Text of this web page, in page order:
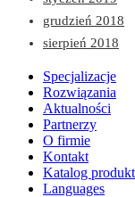
grudzień 2018
sierpień 2018
Specjalizacje
Rozwiązania
Aktualności
Partnerzy
O firmie
Kontakt
Katalog
Languages